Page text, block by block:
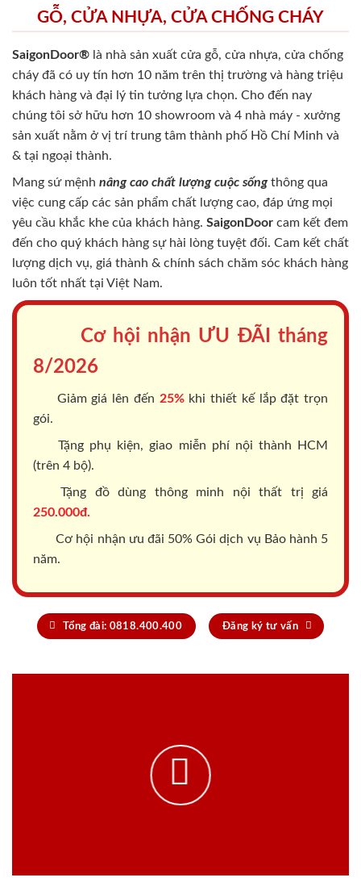
GỖ, CỬA NHỰA, CỬA CHỐNG CHÁY
SaigonDoor® là nhà sản xuất cửa gỗ, cửa nhựa, cửa chống
cháy đã có uy tín hơn 10 năm trên thị trường và hàng triệu
khách hàng và đại lý tin tưởng lựa chọn. Cho đến nay
chúng tôi sở hữu hơn 10 showroom và 4 nhà máy - xưởng
sản xuất nằm ở vị trí trung tâm thành phố Hồ Chí Minh và
& tại ngoại thành.
Mang sứ mệnh nâng cao chất lượng cuộc sốngthông qua
việc cung cấp các sản phẩm chất lượng cao, đáp ứng mọi
yêu cầu khắc khe của khách hàng. SaigonDoor cam kết đem
đến cho quý khách hàng sự hài lòng tuyệt đối. Cam kết chất
lượng dịch vụ, giá thành & chính sách chăm sóc khách hàng
luôn tốt nhất tại Việt Nam.
Cơ hội nhận ƯU ĐÃI tháng
8/2026
Giảm giá lên đến 25%khi thiết kế lắp đặt trọn
gói.
Tặng phụ kiện, giao miễn phí nội thành HCM
(trên 4 bộ).
Tặng đồ dùng thông minh nội thất trị giá
250.000đ.
Cơ hội nhận ưu đãi 50% Gói dịch vụ Bảo hành 5
năm.
Tổng đài: 0818.400.400 Đăng ký tư vấn